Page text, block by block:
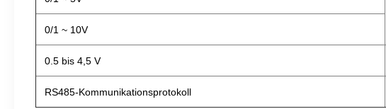
0/1 ~ 10V
0.5 bis 4,5 V
RS485-Kommunikationsprotokoll